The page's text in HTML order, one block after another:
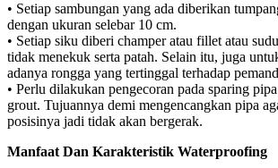
• Setiap sambungan yang ada diberikan
dengan ukuran selebar 10 cm.
• Setiap siku diberi champer atau fillet atau
tidak menekuk serta patah. Selain itu, juga
adanya rongga yang tertinggal terhadap
• Perlu dilakukan pengecoran pada sparing
grout. Tujuannya demi mengencangkan pipa
posisinya jadi tidak akan bergerak.
Manfaat Dan Karakteristik Waterproofing